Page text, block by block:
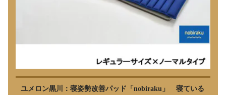
ユメロン黒川：寝姿勢改善パッド「nobiraku」 寝ている